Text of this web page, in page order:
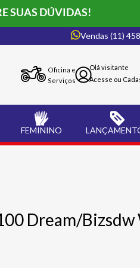
SUAS DÚVIDAS!
Vendas (11)
Oficina e
Serviços
FEMININO
Dream/